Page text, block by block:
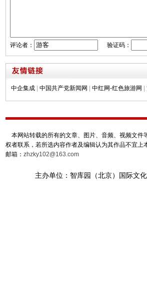
评论者： 验证码：
中企集成 中国共产党新闻网 中红网-红色旅游网
本网站转载的所有的文章、图片、音频、视频文件
权者联系，若所选内容作者及编辑认为其作品不宜
邮箱： zhzky102@163.com
主办单位：智库园（北京）国际文